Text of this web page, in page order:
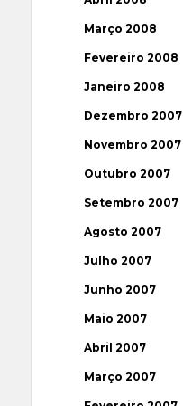
Março 2008
Fevereiro 2008
Janeiro 2008
Dezembro 2007
Novembro 2007
Outubro 2007
Setembro 2007
Agosto 2007
Julho 2007
Junho 2007
Maio 2007
Abril 2007
Março 2007